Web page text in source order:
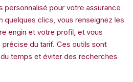
personnalisé pour votre assurance
quelques clics, vous renseignez les
engin et votre profil, et vous
du tarif. Ces outils sont
temps et éviter des recherches